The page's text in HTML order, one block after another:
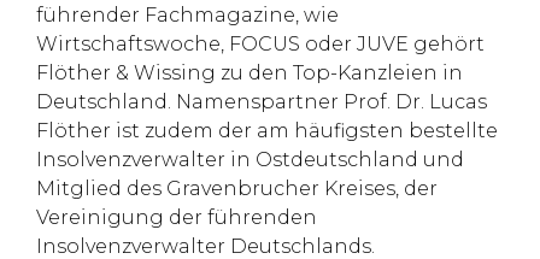
führender Fachmagazine, wie
Wirtschaftswoche, FOCUS oder JUVE gehört
Flöther & Wissing zu den Top-Kanzleien in
Deutschland. Namenspartner Prof. Dr. Lucas
Flöther ist zudem der am häufigsten bestellte
Insolvenzverwalter in Ostdeutschland und
Mitglied des Gravenbrucher Kreises, der
Vereinigung der führenden
Insolvenzverwalter Deutschlands.